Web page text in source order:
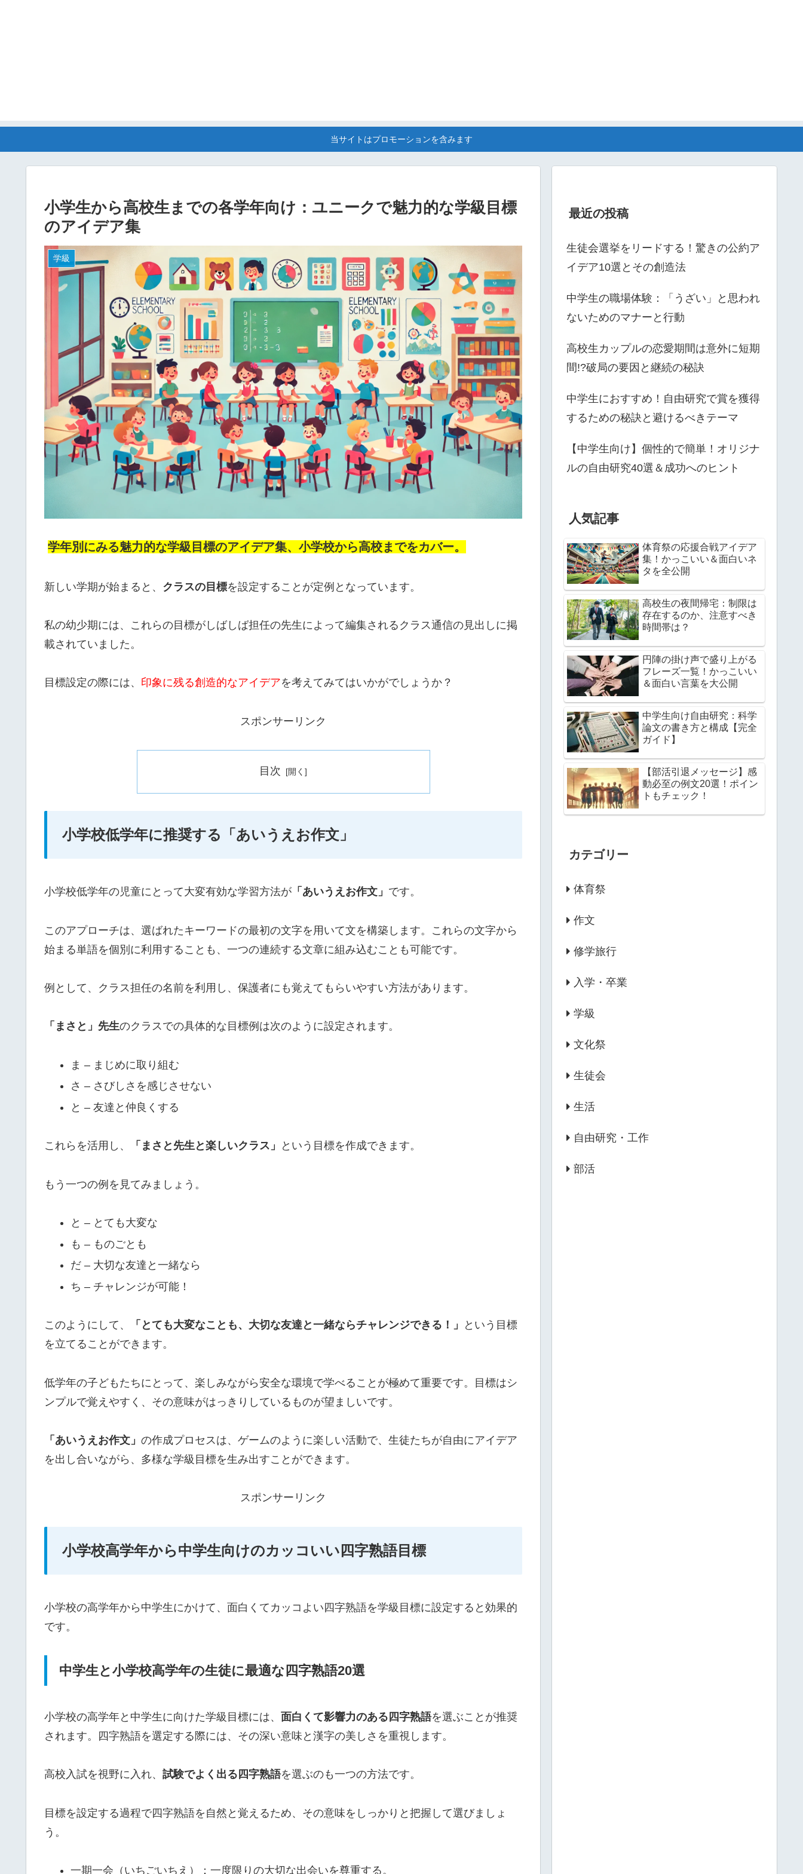
当サイトはプロモーションを含みます
小学生から高校生までの各学年向け：ユニークで魅力的な学級目標
のアイデア集
学級
学年別にみる魅力的な学級目標のアイデア集、小学校から高校までをカバー。
新しい学期が始まると、 クラスの目標を設定することが定例となっています。
私の幼少期には、これらの目標がしばしば担任の先生によって編集されるクラス通信の見出しに掲
載されていました。
目標設定の際には、 印象に残る創造的なアイデアを考えてみてはいかがでしょうか？
スポンサーリンク
目次
小学校低学年に推奨する「あいうえお作文」
小学校低学年の児童にとって大変有効な学習方法が 「あいうえお作文」 です。
このアプローチは、選ばれたキーワードの最初の文字を用いて文を構築します。これらの文字から
始まる単語を個別に利用することも、一つの連続する文章に組み込むことも可能です。
例として、クラス担任の名前を利用し、保護者にも覚えてもらいやすい方法があります。
「まさと」先生のクラスでの具体的な目標例は次のように設定されます。
ま – まじめに取り組む
さ – さびしさを感じさせない
と – 友達と仲良くする
これらを活用し、 「まさと先生と楽しいクラス」 という目標を作成できます。
もう一つの例を見てみましょう。
と – とても大変な
も – ものごとも
だ – 大切な友達と一緒なら
ち – チャレンジが可能！
このようにして、 「とても大変なことも、大切な友達と一緒ならチャレンジできる！」
という目標
を立てることができます。
低学年の子どもたちにとって、楽しみながら安全な環境で学べることが極めて重要です。目標はシ
ンプルで覚えやすく、その意味がはっきりしているものが望ましいです。
「あいうえお作文」 の作成プロセスは、ゲームのように楽しい活動で、生徒たちが自由にアイデア
を出し合いながら、多様な学級目標を生み出すことができます。
スポンサーリンク
小学校高学年から中学生向けのカッコいい四字熟語目標
小学校の高学年から中学生にかけて、面白くてカッコよい四字熟語を学級目標に設定すると効果的
です。
中学生と小学校高学年の生徒に最適な四字熟語20選
小学校の高学年と中学生に向けた学級目標には、 面白くて影響力のある四字熟語を選ぶことが推奨
されます。四字熟語を選定する際には、その深い意味と漢字の美しさを重視します。
高校入試を視野に入れ、 試験でよく出る四字熟語を選ぶのも一つの方法です。
目標を設定する過程で四字熟語を自然と覚えるため、その意味をしっかりと把握して選びましょ
う。
一期一会（いちごいちえ）：一度限りの大切な出会いを尊重する。
最近の投稿
生徒会選挙をリードする！驚きの公約ア
イデア10選とその創造法
中学生の職場体験：「うざい」と思われ
ないためのマナーと行動
高校生カップルの恋愛期間は意外に短期
間!?破局の要因と継続の秘訣
中学生におすすめ！自由研究で賞を獲得
するための秘訣と避けるべきテーマ
【中学生向け】個性的で簡単！オリジナ
ルの自由研究40選＆成功へのヒント
人気記事
体育祭の応援合戦アイデア
集！かっこいい＆面白いネ
タを全公開
高校生の夜間帰宅：制限は
存在するのか、注意すべき
時間帯は？
円陣の掛け声で盛り上がる
フレーズ一覧！かっこいい
＆面白い言葉を大公開
中学生向け自由研究：科学
論文の書き方と構成【完全
ガイド】
【部活引退メッセージ】感
動必至の例文20選！ポイン
トもチェック！
カテゴリー
体育祭
作文
修学旅行
入学・卒業
学級
文化祭
生徒会
生活
自由研究・工作
部活